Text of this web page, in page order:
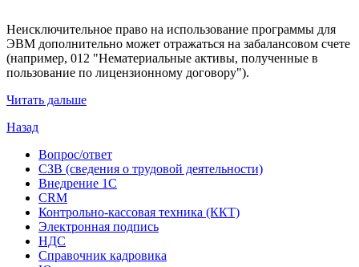
Неисключительное право на использование программы для
ЭВМ дополнительно может отражаться на забалансовом счете
(например, 012 "Нематериальные активы, полученные в
пользование по лицензионному договору").
Читать дальше
Назад
Вопрос/ответ
СЗВ (сведения о трудовой деятельности)
Внедрение 1С
CRM
Контрольно-кассовая техника (ККТ)
Электронная подпись
НДС
Справочник кадровика